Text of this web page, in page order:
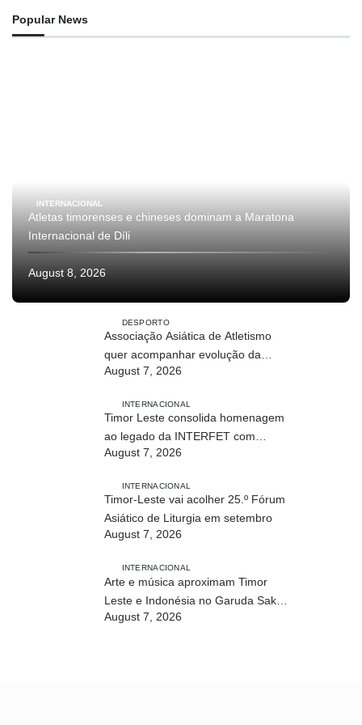
Popular News
INTERNACIONAL
Atletas timorenses e chineses dominam a Maratona
Internacional de Díli
August 8, 2026
DESPORTO
Associação Asiática de Atletismo
quer acompanhar evolução da
modalidade em Timor Leste
August 7, 2026
INTERNACIONAL
Timor Leste consolida homenagem
ao legado da INTERFET com
avanço de memorial
August 7, 2026
INTERNACIONAL
Timor-Leste vai acolher 25.º Fórum
Asiático de Liturgia em setembro
August 7, 2026
INTERNACIONAL
Arte e música aproximam Timor
Leste e Indonésia no Garuda Sakti
Crossborder Fest 2026
August 7, 2026